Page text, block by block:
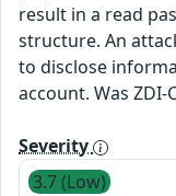
result in a read
structure. An
to disclose
account. Was ZDI-
Severity
3.7 (Low)